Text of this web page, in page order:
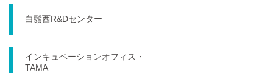
白鬚西R&Dセンター
インキュベーションオフィス・
TAMA